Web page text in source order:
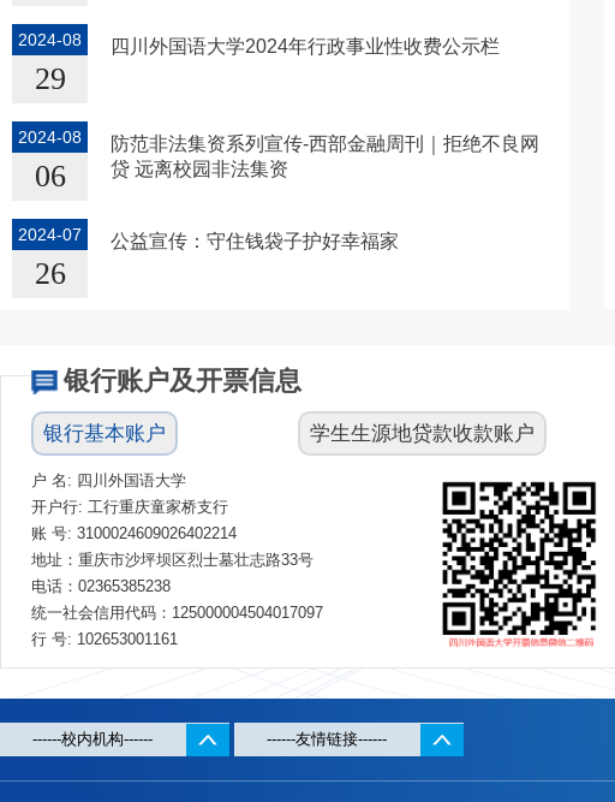
2024-08
29
四川外国语大学2024年行政事业性收费公示栏
2024-08
06
防范非法集资系列宣传-西部金融周刊｜拒绝不良网
贷 远离校园非法集资
2024-07
26
公益宣传：守住钱袋子护好幸福家
银行账户及开票信息
银行基本账户 学生生源地贷款收款账户
户 名: 四川外国语大学
开户行: 工行重庆童家桥支行
账 号: 3100024609026402214
地址：重庆市沙坪坝区烈士墓壮志路33号
电话：02365385238
统一社会信用代码：125000004504017097
行 号: 102653001161